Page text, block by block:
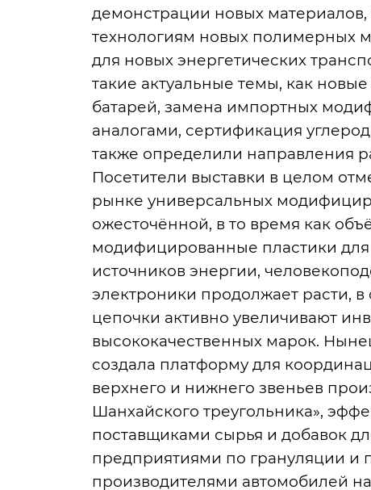
демонстрации новых
технологиям новых полимерных
для новых энергетических
такие актуальные темы, как
батарей, замена импортных
аналогами, сертификация
также определили направления
Посетители выставки в целом
рынке универсальных
ожесточённой, в то время как
модифицированные пластики
источников энергии,
электроники продолжает расти,
цепочки активно увеличивают
высококачественных марок.
создала платформу для
верхнего и нижнего звеньев
Шанхайского треугольника»,
поставщиками сырья и добавок
предприятиями по грануляции и
производителями автомобилей